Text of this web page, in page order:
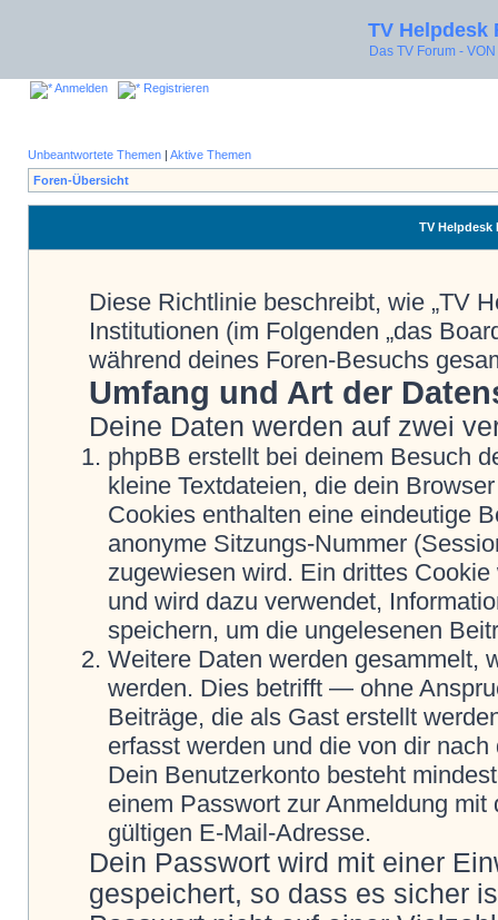
TV Helpdesk
Das TV Forum -
Anmelden Registrieren
Unbeantwortete Themen | Aktive Themen
Foren-Übersicht
TV
Diese Richtlinie beschreibt, wie „TV
Institutionen (im Folgenden „das
während deines Foren-Besuchs
Umfang und Art der
Deine Daten werden auf zwei
phpBB erstellt bei deinem Besuch
kleine Textdateien, die dein
Cookies enthalten eine eindeutige
anonyme Sitzungs-Nummer
zugewiesen wird. Ein drittes
und wird dazu verwendet,
speichern, um die ungelesenen
Weitere Daten werden gesammelt,
werden. Dies betrifft — ohne
Beiträge, die als Gast erstellt
erfasst werden und die von dir
Dein Benutzerkonto besteht
einem Passwort zur Anmeldung
gültigen E-Mail-Adresse.
Dein Passwort wird mit einer
gespeichert, so dass es sicher